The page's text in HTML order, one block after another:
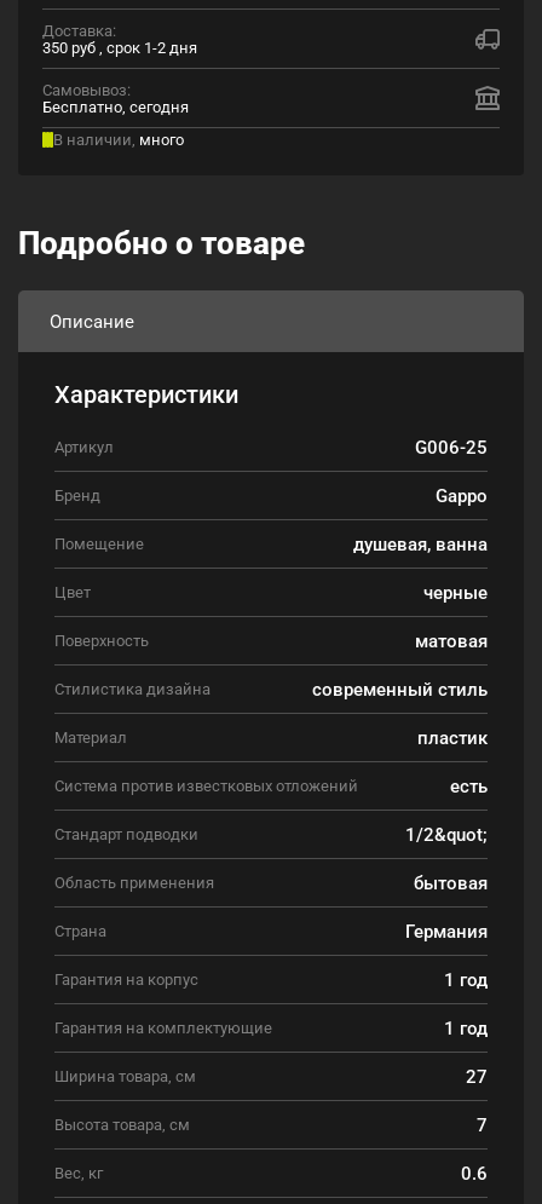
Доставка:
350 руб , срок 1-2 дня
Самовывоз:
Бесплатно, сегодня
В наличии, много
Подробно о товаре
Описание
Характеристики
Артикул G006-25
Бренд Gappo
Помещение душевая, ванна
Цвет черные
Поверхность матовая
Стилистика дизайна современный стиль
Материал пластик
Система против известковых отложений есть
Стандарт подводки 1/2&quot;
Область применения бытовая
Страна Германия
Гарантия на корпус 1 год
Гарантия на комплектующие 1 год
Ширина товара, см 27
Высота товара, см 7
Вес, кг 0.6